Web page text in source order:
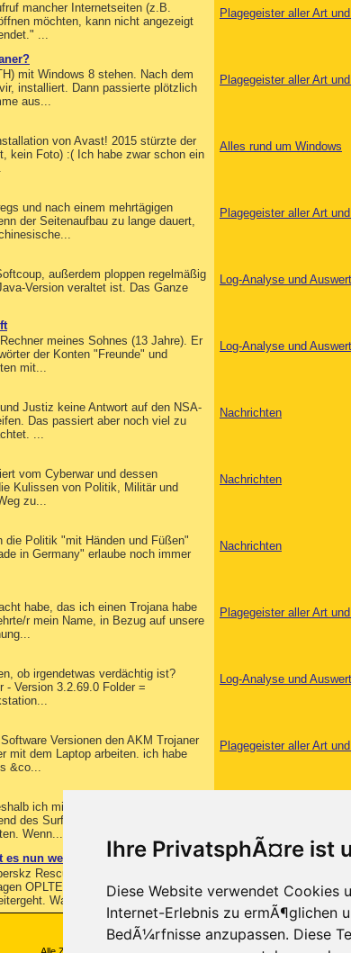
Ihre PrivatsphÃ¤re ist
Diese Website verwendet Cookies
Internet-Erlebnis zu ermÃ¶glichen
BedÃ¼rfnisse anzupassen. Diese
mancher Internetseiten (z.B.
möchten, kann nicht angezeigt
...
Plagegeister aller Art
mit Windows 8 stehen. Nach dem
installiert. Dann passierte plötzlich
aus...
Plagegeister aller Art
von Avast! 2015 stürzte der
kein Foto) :( Ich habe zwar schon ein
Alles rund um Windows
und nach einem mehrtägigen
der Seitenaufbau zu lange dauert,
Plagegeister aller Art
außerdem ploppen regelmäßig
Version veraltet ist. Das Ganze
Log-Analyse und
meines Sohnes (13 Jahre). Er
der Konten "Freunde" und
mit...
Log-Analyse und
Justiz keine Antwort auf den NSA-
Das passiert aber noch viel zu
...
Nachrichten
vom Cyberwar und dessen
Kulissen von Politik, Militär und
zu...
Nachrichten
die Politik "mit Händen und Füßen"
in Germany" erlaube noch immer
Nachrichten
habe, das ich einen Trojana habe
r mein Name, in Bezug auf unsere
Plagegeister aller Art
ob irgendetwas verdächtig ist?
- Version 3.2.69.0 Folder =
Log-Analyse und
Versionen den AKM Trojaner
mit dem Laptop arbeiten. ich habe
&co...
Plagegeister aller Art
ich mich jetzt hilfesuchend an
des Surfens im Internet erstmals
Wenn...
nun weiter?
RescueDisc und
OPLTE mit anschliessendem Scan
Was ich...